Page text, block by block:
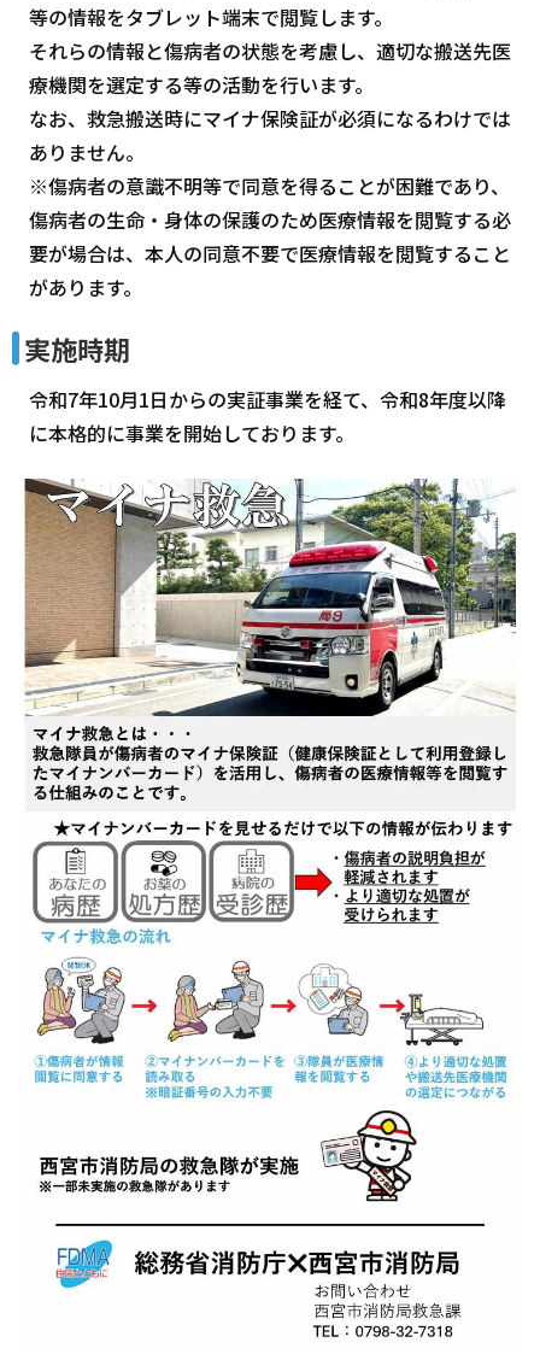
等の情報をタブレット端末で閲覧します。
それらの情報と傷病者の状態を考慮し、適切な搬送先医
療機関を選定する等の活動を行います。
なお、救急搬送時にマイナ保険証が必須になるわけでは
ありません。
※傷病者の意識不明等で同意を得ることが困難であり、
傷病者の生命・身体の保護のため医療情報を閲覧する必
要が場合は、本人の同意不要で医療情報を閲覧すること
があります。
実施時期
令和7年10月1日からの実証事業を経て、令和8年度以降
に本格的に事業を開始しております。